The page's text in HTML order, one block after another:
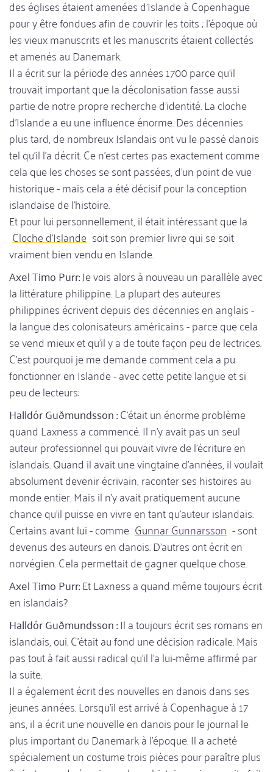
des églises étaient amenées d'Islande à Copenhague
pour y être fondues afin de couvrir les toits ; l'époque où
les vieux manuscrits et les manuscrits étaient collectés
et amenés au Danemark.
Il a écrit sur la période des années 1700 parce qu'il
trouvait important que la décolonisation fasse aussi
partie de notre propre recherche d'identité. La cloche
d'Islande a eu une influence énorme. Des décennies
plus tard, de nombreux Islandais ont vu le passé danois
tel qu'il l'a décrit. Ce n'est certes pas exactement comme
cela que les choses se sont passées, d'un point de vue
historique - mais cela a été décisif pour la conception
islandaise de l'histoire.
Et pour lui personnellement, il était intéressant que la
Cloche d'Islande soit son premier livre qui se soit
vraiment bien vendu en Islande.
Axel Timo Purr:Je vois alors à nouveau un parallèle avec
la littérature philippine. La plupart des auteures
philippines écrivent depuis des décennies en anglais -
la langue des colonisateurs américains - parce que cela
se vend mieux et qu'il y a de toute façon peu de lectrices.
C'est pourquoi je me demande comment cela a pu
fonctionner en Islande - avec cette petite langue et si
peu de lecteurs:
Halldór Guðmundsson :C'était un énorme problème
quand Laxness a commencé. Il n'y avait pas un seul
auteur professionnel qui pouvait vivre de l'écriture en
islandais. Quand il avait une vingtaine d'années, il voulait
absolument devenir écrivain, raconter ses histoires au
monde entier. Mais il n'y avait pratiquement aucune
chance qu'il puisse en vivre en tant qu'auteur islandais.
Certains avant lui - comme Gunnar Gunnarsson - sont
devenus des auteurs en danois. D'autres ont écrit en
norvégien. Cela permettait de gagner quelque chose.
Axel Timo Purr:Et Laxness a quand même toujours écrit
en islandais?
Halldór Guðmundsson :Il a toujours écrit ses romans en
islandais, oui. C'était au fond une décision radicale. Mais
pas tout à fait aussi radical qu'il l'a lui-même affirmé par
la suite.
Il a également écrit des nouvelles en danois dans ses
jeunes années. Lorsqu'il est arrivé à Copenhague à 17
ans, il a écrit une nouvelle en danois pour le journal le
plus important du Danemark à l'époque. Il a acheté
spécialement un costume trois pièces pour paraître plus